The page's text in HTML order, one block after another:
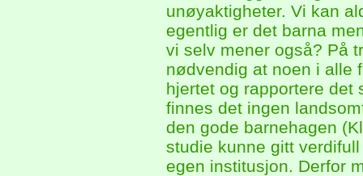
unøyaktigheter. Vi kan
egentlig er det barna
vi selv mener også? På
nødvendig at noen i alle
hjertet og rapportere det
finnes det ingen
den gode barnehagen
studie kunne gitt
egen institusjon. Derfor